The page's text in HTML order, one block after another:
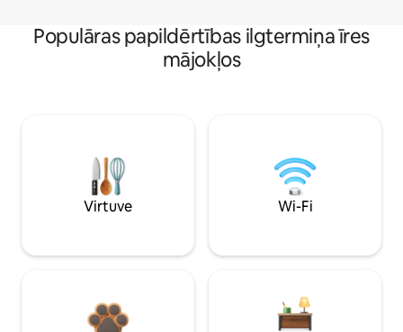
Populāras papildērtības ilgtermiņa īres
mājokļos
Virtuve Wi-Fi